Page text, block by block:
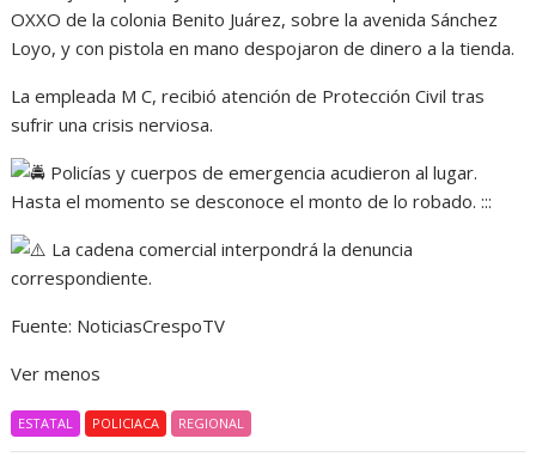
OXXO de la colonia Benito Juárez, sobre la avenida Sánchez
Loyo, y con pistola en mano despojaron de dinero a la tienda.
La empleada M C, recibió atención de Protección Civil tras
sufrir una crisis nerviosa.
Policías y cuerpos de emergencia acudieron al lugar.
Hasta el momento se desconoce el monto de lo robado. :::
La cadena comercial interpondrá la denuncia
correspondiente.
Fuente: NoticiasCrespoTV
Ver menos
ESTATAL POLICIACA REGIONAL